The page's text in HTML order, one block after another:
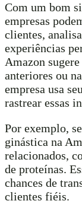
Com um bom
empresas
clientes,
experiências
Amazon
anteriores ou
empresa usa
rastrear essas
Por exemplo,
ginástica na
relacionados,
de proteínas.
chances de
clientes fiéis.